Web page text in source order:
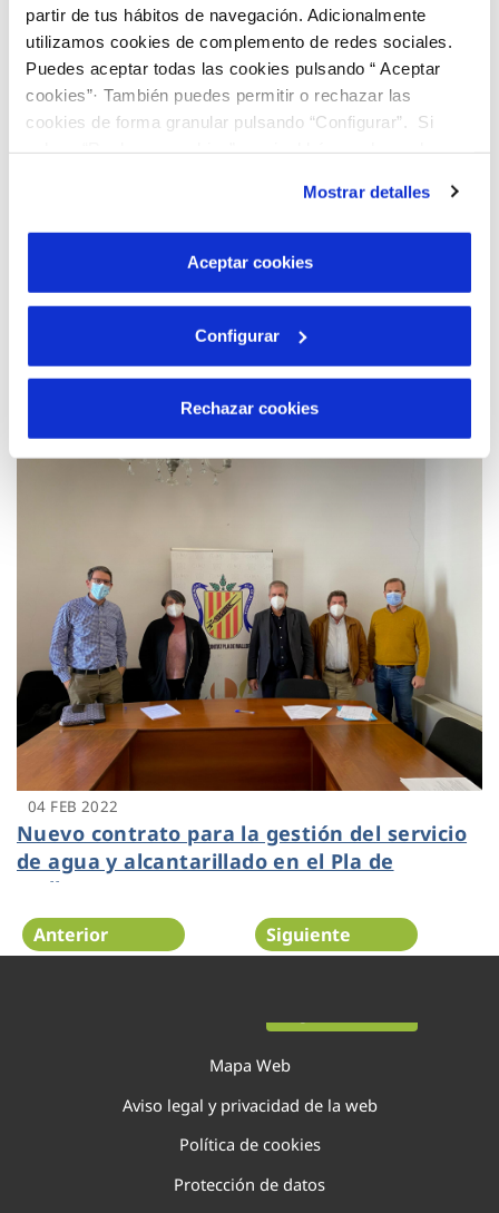
partir de tus hábitos de navegación. Adicionalmente
utilizamos cookies de complemento de redes sociales.
Puedes aceptar todas las cookies pulsando “ Aceptar
cookies”· También puedes permitir o rechazar las
cookies de forma granular pulsando “Configurar”. Si
son indispensables para que el sitio web funcione y que
por tanto no se pueden desactivar. Puedes consultar
más información en nuestraPolítica de Cookies
Mostrar detalles
Aceptar cookies
Configurar
Rechazar cookies
Las aguas subterráneas, la clave invisible
frente al cambio climático
04 FEB 2022
Nuevo contrato para la gestión del servicio
de agua y alcantarillado en el Pla de
Mallorca
Anterior Siguiente
Mapa Web
Aviso legal y privacidad de la web
Política de cookies
Protección de datos